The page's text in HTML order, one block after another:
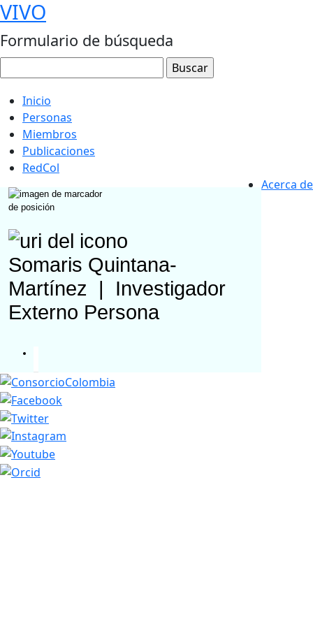
VIVO
Formulario de búsqueda
Inicio
Personas
Miembros
Publicaciones
RedCol
Acerca de
Somaris Quintana-
Martínez
Investigador
Externo Persona